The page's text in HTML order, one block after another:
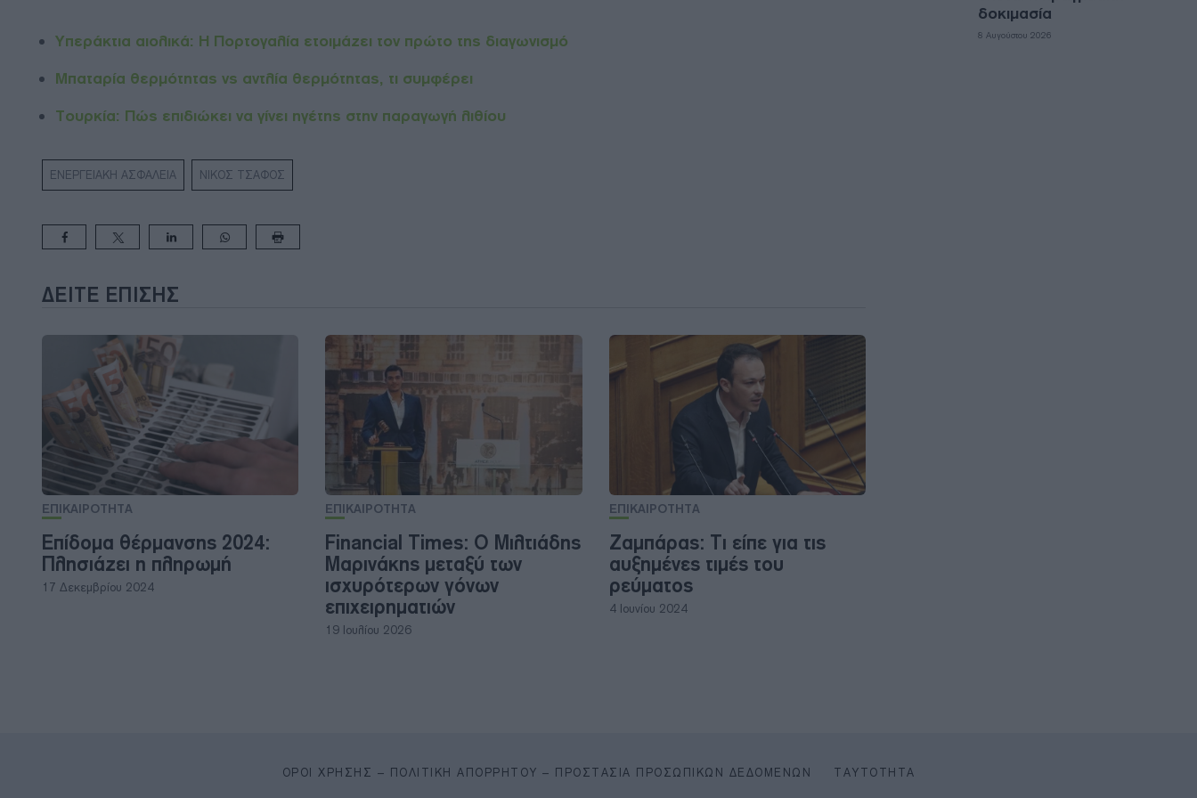
Υπεράκτια αιολικά: Η Πορτογαλία ετοιμάζει τον πρώτο της διαγωνισμό
Μπαταρία θερμότητας vs αντλία θερμότητας, τι συμφέρει
Τουρκία: Πώς επιδιώκει να γίνει ηγέτης στην παραγωγή λιθίου
ΕΝΕΡΓΕΙΑΚΗ ΑΣΦΑΛΕΙΑ ΝΙΚΟΣ ΤΣΑΦΟΣ
ΔΕΊΤΕ ΕΠΊΣΗΣ
ΕΠΙΚΑΙΡΟΤΗΤΑ
Επίδομα θέρμανσης 2024:
Πλησιάζει η πληρωμή
17 Δεκεμβρίου 2024
ΕΠΙΚΑΙΡΟΤΗΤΑ
Financial Times: Ο Μιλτιάδης
Μαρινάκης μεταξύ των
ισχυρότερων γόνων
επιχειρηματιών
19 Ιουλίου 2026
ΕΠΙΚΑΙΡΟΤΗΤΑ
Ζαμπάρας: Τι είπε για τις
αυξημένες τιμές του
ρεύματος
4 Ιουνίου 2024
δοκιμασία
8 Αυγούστου 2026
ΌΡΟΙ ΧΡΉΣΗΣ – ΠΟΛΙΤΙΚΉ ΑΠΟΡΡΉΤΟΥ – ΠΡΟΣΤΑΣΊΑ ΠΡΟΣΩΠΙΚΏΝ ΔΕΔΟΜΈΝΩΝ ΤΑΥΤΌΤΗΤΑ